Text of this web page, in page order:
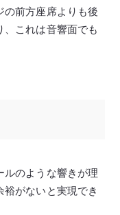
の前方座席よりも後
これは音響面でも
ルのような響きが理
がないと実現でき